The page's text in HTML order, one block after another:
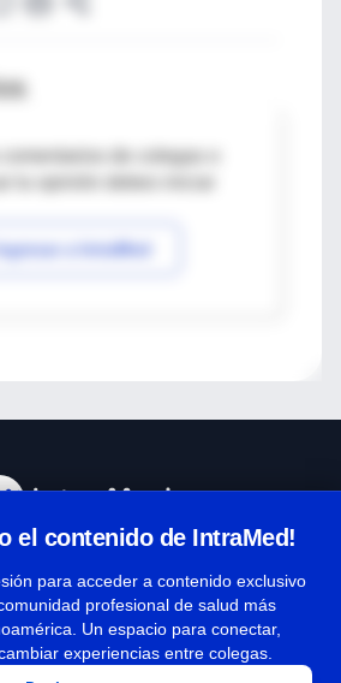
de colegas o
Ingresar a IntraMed
el contenido de IntraMed!
para acceder a contenido exclusivo
profesional de salud más
Un espacio para conectar,
experiencias entre colegas.
y condiciones
de privacidad